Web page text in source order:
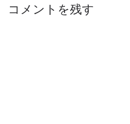
コメントを残す